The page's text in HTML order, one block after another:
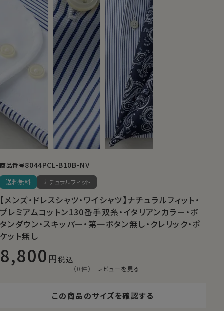
商品番号8044PCL-B10B-NV
送料無料 ナチュラルフィット
【メンズ・ドレスシャツ・ワイシャツ】ナチュラルフィット・
プレミアムコットン130番手双糸・イタリアンカラー・ボ
タンダウン・スキッパー・第一ボタン無し・クレリック・ポ
ケット無し
8,800 税込
（0件） レビューを見る
この商品のサイズを確認する